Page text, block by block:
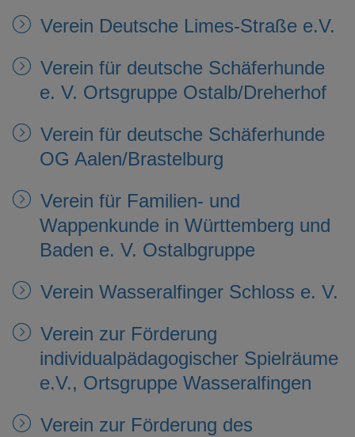
Verein Deutsche Limes-Straße e.V.
Verein für deutsche Schäferhunde
e. V. Ortsgruppe Ostalb/Dreherhof
Verein für deutsche Schäferhunde
OG Aalen/Brastelburg
Verein für Familien- und
Wappenkunde in Württemberg und
Baden e. V. Ostalbgruppe
Verein Wasseralfinger Schloss e. V.
Verein zur Förderung
individualpädagogischer Spielräume
e.V., Ortsgruppe Wasseralfingen
Verein zur Förderung des